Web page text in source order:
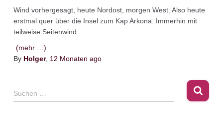
Wind vorhergesagt, heute Nordost, morgen West. Also heute
erstmal quer über die Insel zum Kap Arkona. Immerhin mit
teilweise Seitenwind.
(mehr …)
By Holger, 12 Monaten ago
S
u
Suchen …